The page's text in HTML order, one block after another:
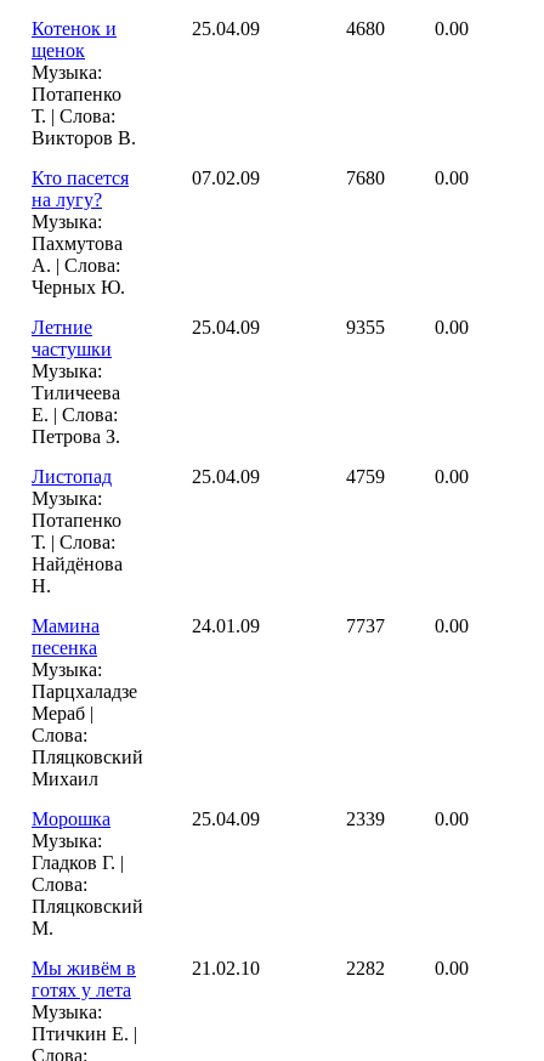
Котенок и
щенок
Музыка:
Потапенко
Т. | Слова:
Викторов В.
25.04.09 4680 0.00
Кто пасется
на лугу?
Музыка:
Пахмутова
А. | Слова:
Черных Ю.
07.02.09 7680 0.00
Летние
частушки
Музыка:
Тиличеева
Е. | Слова:
Петрова З.
25.04.09 9355 0.00
Листопад
Музыка:
Потапенко
Т. | Слова:
Найдёнова
Н.
25.04.09 4759 0.00
Мамина
песенка
Музыка:
Парцхаладзе
Мераб |
Слова:
Пляцковский
Михаил
24.01.09 7737 0.00
Морошка
Музыка:
Гладков Г. |
Слова:
Пляцковский
М.
25.04.09 2339 0.00
Мы живём в
готях у лета
Музыка:
Птичкин Е. |
Слова:
21.02.10 2282 0.00